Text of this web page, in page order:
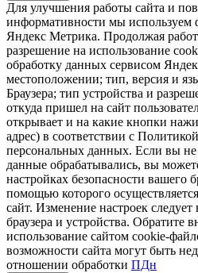
Для улучшения работы сайта и
информативности мы используем
Яндекс Метрика. Продолжая
разрешение на использование
обработку данных сервисом
местоположении; тип, версия и
Браузера; тип устройства и
откуда пришел на сайт
открывает и на какие кнопки
адрес) в соответствии с
персональных данных. Если вы
данные обрабатывались, вы
настройках безопасности вашего
помощью которого
сайт. Изменение настроек
браузера и устройства. Обратите
использование сайтом cookie-
возможности сайта могут быть
отношении обработки ПДн